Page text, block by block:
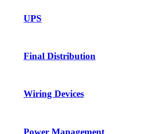
UPS
Final Distribution
Wiring Devices
Power Management